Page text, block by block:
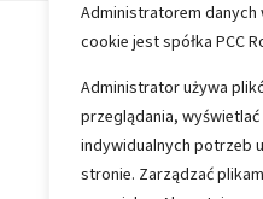
Administratorem
cookie jest spółka PCC
Administrator używa
przeglądania,
indywidualnych potrzeb
stronie. Zarządzać